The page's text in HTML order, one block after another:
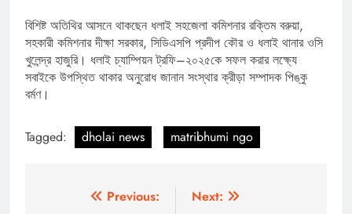
বিশিষ্ট অতিথির আসনে থাকছেন ধলাই সহজেলা কমিশনার রক্তিম বরুয়া,
সহকারী কমিশনার দীক্ষা সরকার, সিডিএসপি প্রদীপ কৌর ও ধলাই থানার ওসি
খুলেন্দ্র হাজুরি। ধলাই চ্যাম্পিয়ন ট্রফি–২০২৫কে সফল করার লক্ষ্যে
সবাইকে উপস্থিত থাকার অনুরোধ জানান সংস্থার ক্রীড়া সম্পাদক পিঙ্কু
বর্মণ।
Tagged: dholai news matribhumi ngo
Previous:
Next: